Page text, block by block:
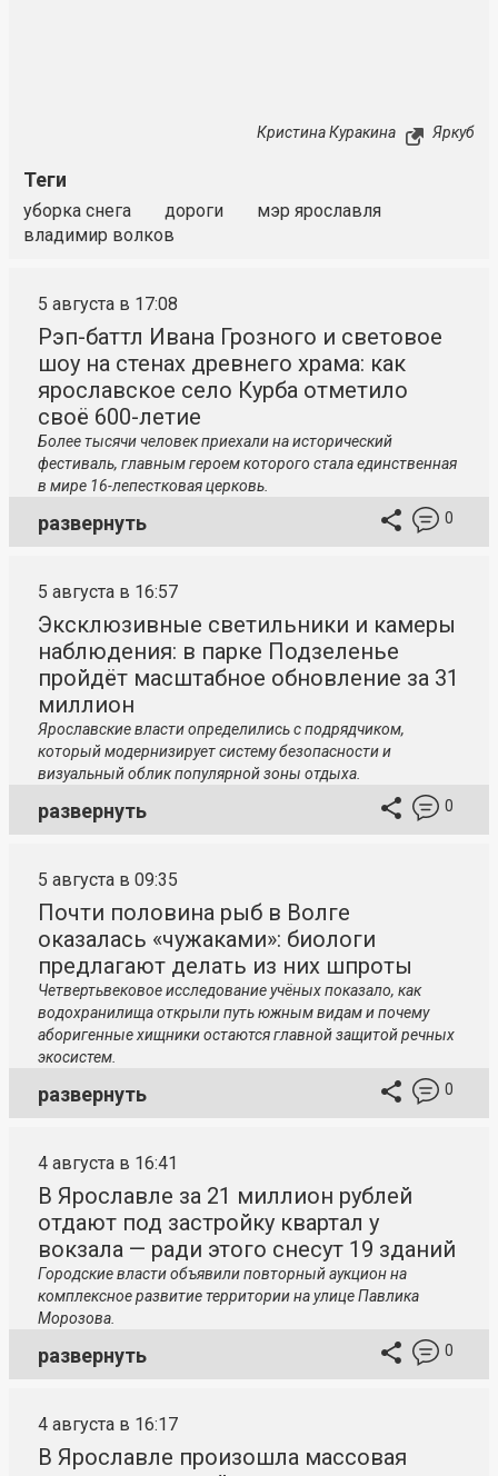
Кристина Куракина Яркуб
Теги
уборка снега дороги
мэр ярославля
владимир волков
5 августа в 17:08
Рэп-баттл Ивана Грозного и световое
шоу на стенах древнего храма: как
ярославское село Курба отметило
своё 600-летие
Более тысячи человек приехали на исторический
фестиваль, главным героем которого стала единственная
в мире 16-лепестковая церковь.
развернуть 0
5 августа в 16:57
Эксклюзивные светильники и камеры
наблюдения: в парке Подзеленье
пройдёт масштабное обновление за 31
миллион
Ярославские власти определились с подрядчиком,
который модернизирует систему безопасности и
визуальный облик популярной зоны отдыха.
развернуть 0
5 августа в 09:35
Почти половина рыб в Волге
оказалась «чужаками»: биологи
предлагают делать из них шпроты
Четвертьвековое исследование учёных показало, как
водохранилища открыли путь южным видам и почему
аборигенные хищники остаются главной защитой речных
экосистем.
развернуть 0
4 августа в 16:41
В Ярославле за 21 миллион рублей
отдают под застройку квартал у
вокзала — ради этого снесут 19 зданий
Городские власти объявили повторный аукцион на
комплексное развитие территории на улице Павлика
Морозова.
развернуть 0
4 августа в 16:17
В Ярославле произошла массовая